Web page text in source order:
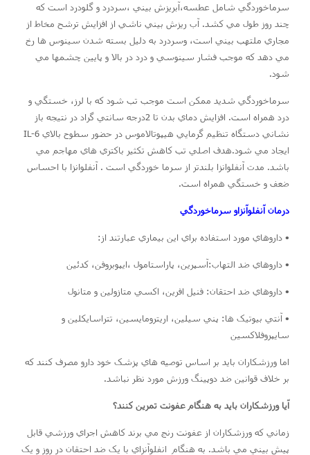
سرماخوردگي شامل عطسه،آبريزش بيني ،سردرد و گلودرد است که
چند روز طول مي کشد. آب ريزش بيني ناشي از افزايش ترشح مخاط از
مجاري ملتهب بيني است، وسردرد به دليل بسته شدن سينوس ها رخ
مي دهد که موجب فشار سينوسي و درد در بالا و پايين چشمها مي
شود.
سرماخوردگي شديد ممکن است موجب تب شود که با لرز، خستگي و
درد همراه است. افزايش دماي بدن تا 2درجه سانتي گراد در نتيجه باز
نشاني دستگاه تنظيم گرمايي هيپوتالاموس در حضور سطوح بالاي IL-6
ايجاد مي شود.هدف اصلي تب کاهش تکثير باکتري هاي مهاجم مي
باشد. مدت آنفلوانزا بلندتر از سرما خوردگي است . آنفلوانزا با احساس
ضعف و خستگي همراه است.
درمان آنفلوآنزاو سرماخوردگي
• داروهاي مورد استفاده براي اين بيماري عبارتند از:
• داروهاي ضد التهاب:آسپرين، پاراستامول ،ايپوبروفن، کدئين
• داروهاي ضد احتقان: فنيل افرين، اکسي متازولين و متانول
• آنتي بيوتيک ها: پني سيلين، اريترومايسين، تتراسايکلين و
سايپروفلاکسين
اما ورزشکاران بايد بر اساس توصيه هاي پزشک خود دارو مصرف کنند که
بر خلاف قوانين ضد دوپينگ ورزش مورد نظر نباشد.
آيا ورزشکاران بايد به هنگام عفونت تمرين کنند؟
زماني که ورزشکاران از عفونت رنج مي برند کاهش اجراي ورزشي قابل
پيش بيني مي باشد. به هنگام انفلوآنزاي با يک ضد احتقان در روز و يک